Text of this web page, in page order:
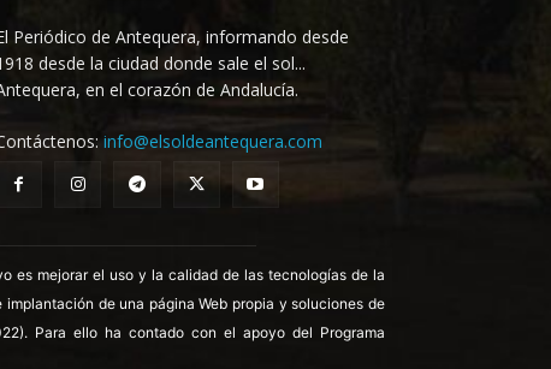
Periódico de Antequera, informando desde
desde la ciudad donde sale el sol...
en el corazón de Andalucía.
info@elsoldeantequera.com
es mejorar el uso y la calidad de las tecnologías de la
de una página Web propia y soluciones de
Para ello ha contado con el apoyo del Programa